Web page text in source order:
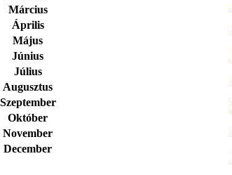
Március
Április
Május
Június
Július
Augusztus
Szeptember
Október
November
December